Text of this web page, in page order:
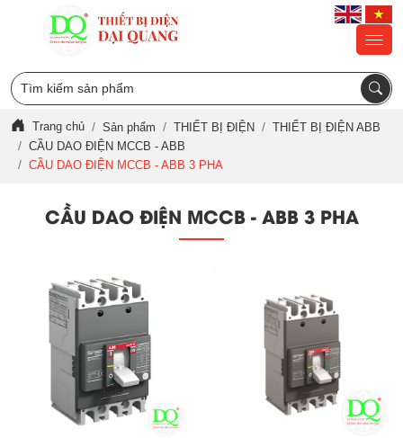
Trang chủ Sản phẩm THIẾT BỊ ĐIỆN
THIẾT BỊ ĐIỆN ABB
CẦU DAO ĐIỆN MCCB - ABB
CẦU DAO ĐIỆN MCCB - ABB 3 PHA
CẦU DAO ĐIỆN MCCB - ABB 3 PHA